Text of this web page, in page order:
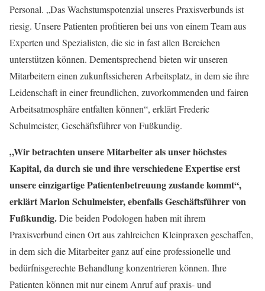
Personal. „Das Wachstumspotenzial unseres Praxisverbunds ist
riesig. Unsere Patienten profitieren bei uns von einem Team aus
Experten und Spezialisten, die sie in fast allen Bereichen
unterstützen können. Dementsprechend bieten wir unseren
Mitarbeitern einen zukunftssicheren Arbeitsplatz, in dem sie ihre
Leidenschaft in einer freundlichen, zuvorkommenden und fairen
Arbeitsatmosphäre entfalten können“, erklärt Frederic
Schulmeister, Geschäftsführer von Fußkundig.
„Wir betrachten unsere Mitarbeiter als unser höchstes
Kapital, da durch sie und ihre verschiedene Expertise erst
unsere einzigartige Patientenbetreuung zustande kommt“,
erklärt Marlon Schulmeister, ebenfalls Geschäftsführer von
Fußkundig.Die beiden Podologen haben mit ihrem
Praxisverbund einen Ort aus zahlreichen Kleinpraxen geschaffen,
in dem sich die Mitarbeiter ganz auf eine professionelle und
bedürfnisgerechte Behandlung konzentrieren können. Ihre
Patienten können mit nur einem Anruf auf praxis- und